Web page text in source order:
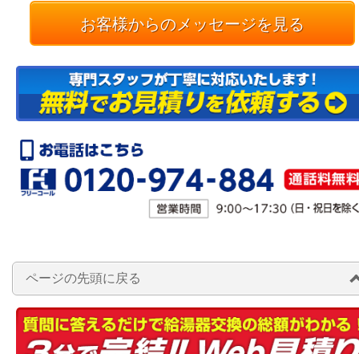
お客様からのメッセージを見る
ページの先頭に戻る